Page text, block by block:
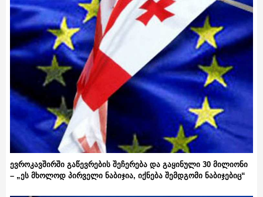
ევროკავშირში გაწევრების შეჩერება და გაყინული 30 მილიონი
– „ეს მხოლოდ პირველი ნაბიჯია, იქნება შემდგომი ნაბიჯებიც“